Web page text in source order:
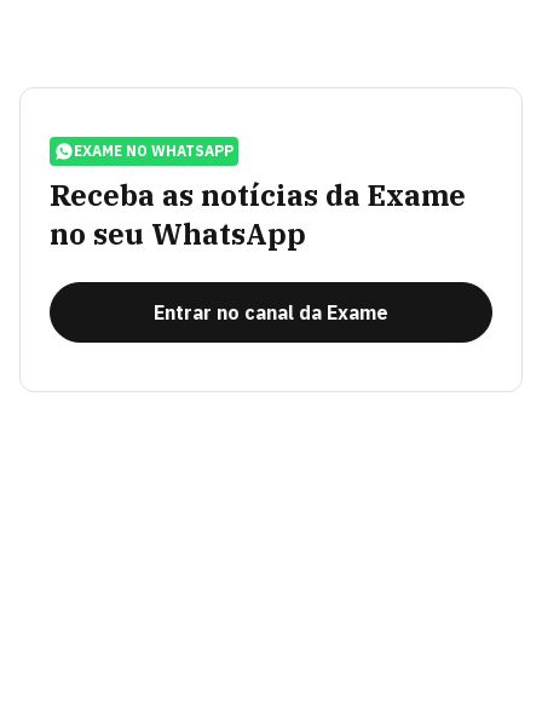
EXAME NO WHATSAPP
Receba as notícias da Exame
no seu WhatsApp
Entrar no canal da Exame